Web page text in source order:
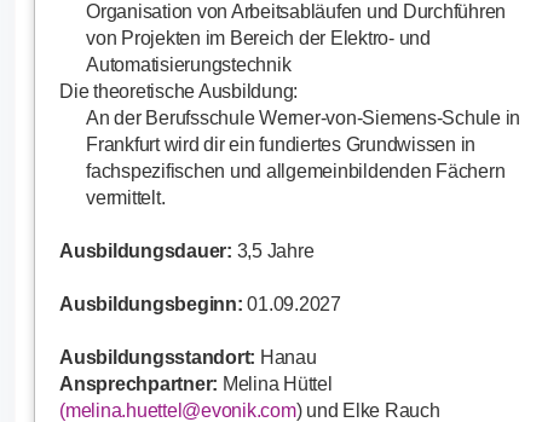
Organisation von Arbeitsabläufen und Durchführen
von Projekten im Bereich der Elektro- und
Automatisierungstechnik
Die theoretische Ausbildung:
An der Berufsschule Werner-von-Siemens-Schule in
Frankfurt wird dir ein fundiertes Grundwissen in
fachspezifischen und allgemeinbildenden Fächern
vermittelt.
Ausbildungsdauer: 3,5 Jahre
Ausbildungsbeginn:01.09.2027
Ausbildungsstandort: Hanau
Ansprechpartner: Melina Hüttel
(melina.huettel@evonik.com) und Elke Rauch